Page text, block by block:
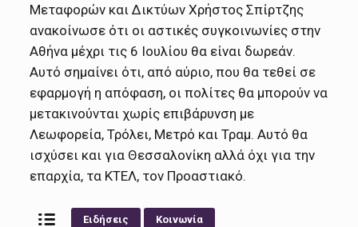
Μεταφορών και Δικτύων Χρήστος Σπίρτζης
ανακοίνωσε ότι οι αστικές συγκοινωνίες στην
Αθήνα μέχρι τις 6 Ιουλίου θα είναι δωρεάν.
Αυτό σημαίνει ότι, από αύριο, που θα τεθεί σε
εφαρμογή η απόφαση, οι πολίτες θα μπορούν να
μετακινούνται χωρίς επιβάρυνση με
Λεωφορεία, Τρόλει, Μετρό και Τραμ. Αυτό θα
ισχύσει και για Θεσσαλονίκη αλλά όχι για την
επαρχία, τα ΚΤΕΛ, τον Προαστιακό.
Ειδήσεις Κοινωνία